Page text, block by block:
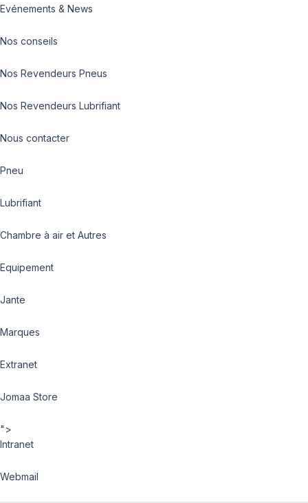
Evénements & News
Nos conseils
Nos Revendeurs Pneus
Nos Revendeurs Lubrifiant
Nous contacter
Pneu
Lubrifiant
Chambre à air et Autres
Equipement
Jante
Marques
Extranet
Jomaa Store
">
Intranet
Webmail